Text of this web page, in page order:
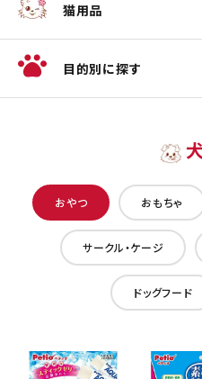
猫用品
目的別に探す
おやつ おもちゃ
サークル・ケージ
ドッグフード